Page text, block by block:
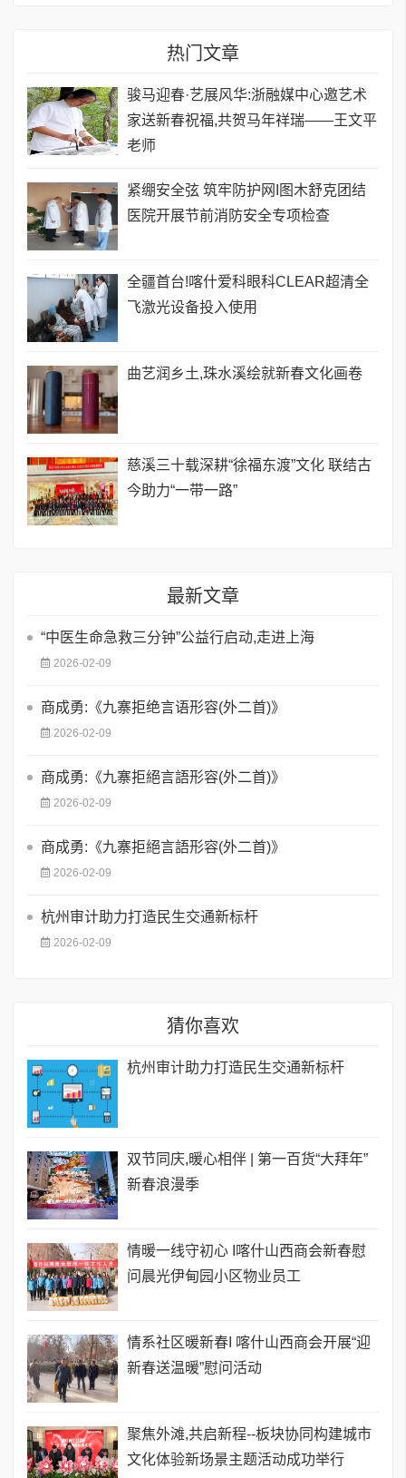
热门文章
骏马迎春·艺展风华:浙融媒中心邀艺术
家送新春祝福,共贺马年祥瑞——王文平
老师
紧绷安全弦 筑牢防护网I图木舒克团结
医院开展节前消防安全专项检查
全疆首台!喀什爱科眼科CLEAR超清全
飞激光设备投入使用
曲艺润乡土,珠水溪绘就新春文化画卷
慈溪三十载深耕“徐福东渡”文化 联结古
今助力“一带一路”
最新文章
“中医生命急救三分钟”公益行启动,走进上海
2026-02-09
商成勇:《九寨拒绝言语形容(外二首)》
2026-02-09
商成勇:《九寨拒絕言語形容(外二首)》
2026-02-09
商成勇:《九寨拒絕言語形容(外二首)》
2026-02-09
杭州审计助力打造民生交通新标杆
2026-02-09
猜你喜欢
杭州审计助力打造民生交通新标杆
双节同庆,暖心相伴 | 第一百货“大拜年”
新春浪漫季
情暖一线守初心 I喀什山西商会新春慰
问晨光伊甸园小区物业员工
情系社区暖新春I 喀什山西商会开展“迎
新春送温暖”慰问活动
聚焦外滩,共启新程--板块协同构建城市
文化体验新场景主题活动成功举行